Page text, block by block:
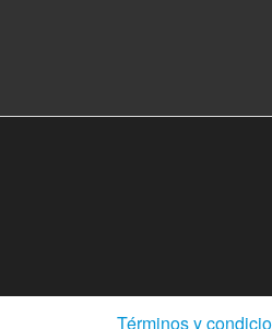
Términos y